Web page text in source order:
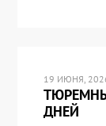
19 ИЮНЯ,
ДНЕЙ